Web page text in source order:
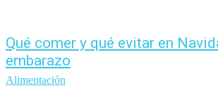
Qué comer y qué evitar en
embarazo
Alimentación